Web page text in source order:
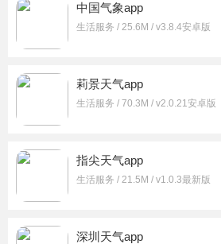
中国气象app
生活服务 / 25.6M / v3.8.4安卓版
莉景天气app
生活服务 / 70.3M / v2.0.21安卓版
指尖天气app
生活服务 / 21.5M / v1.0.3最新版
深圳天气app